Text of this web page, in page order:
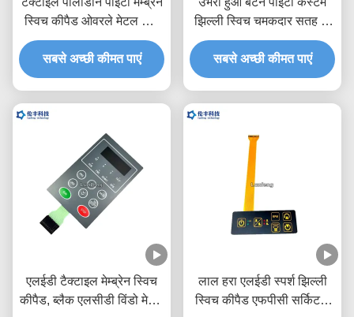
स्विच कीपैड ओवरले मेटल डोम
मेडिकल उपकरण
सबसे अच्छी कीमत पाएं
झिल्ली स्विच चमकदार सतह के
साथ
सबसे अच्छी कीमत पाएं
एलईडी टैक्टाइल मेम्ब्रेन स्विच
कीपैड, ब्लैक एलसीडी विंडो मेटल
लाल हरा एलईडी स्पर्श झिल्ली
स्विच कीपैड एफपीसी सर्किट 3